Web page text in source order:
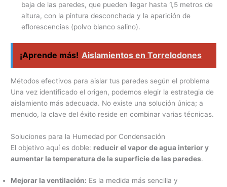
baja de las paredes, que pueden llegar hasta 1,5 metros de
altura, con la pintura desconchada y la aparición de
eflorescencias (polvo blanco salino).
¡Aprende más! Aislamientos en Torrelodones
Métodos efectivos para aislar tus paredes según el problema
Una vez identificado el origen, podemos elegir la estrategia de
aislamiento más adecuada. No existe una solución única; a
menudo, la clave del éxito reside en combinar varias técnicas.
Soluciones para la Humedad por Condensación
El objetivo aquí es doble: reducir el vapor de agua interior y
aumentar la temperatura de la superficie de las paredes.
Mejorar la ventilación: Es la medida más sencilla y